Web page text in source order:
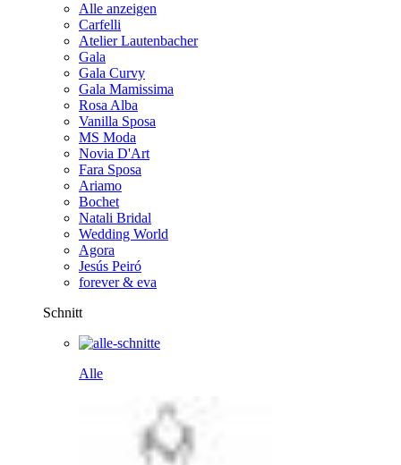
Alle anzeigen
Carfelli
Atelier Lautenbacher
Gala
Gala Curvy
Gala Mamissima
Rosa Alba
Vanilla Sposa
MS Moda
Novia D'Art
Fara Sposa
Ariamo
Bochet
Natali Bridal
Wedding World
Agora
Jesús Peiró
forever & eva
Schnitt
Alle